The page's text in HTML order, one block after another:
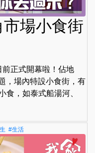
場小食街
正式開幕啦！佔地
，場內特設小食街，有
食，如泰式船湯河、
#生活